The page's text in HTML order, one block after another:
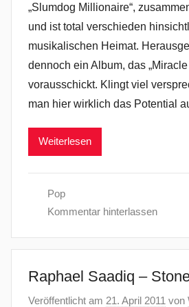
„Slumdog Millionaire“,
und ist total verschieden
musikalischen Heimat.
dennoch ein Album, das „Miracle
vorausschickt. Klingt viel
man hier wirklich das Potential
Weiterlesen
Pop
Kommentar hinterlassen
Raphael Saadiq –
Veröffentlicht am 21. April 2011 von